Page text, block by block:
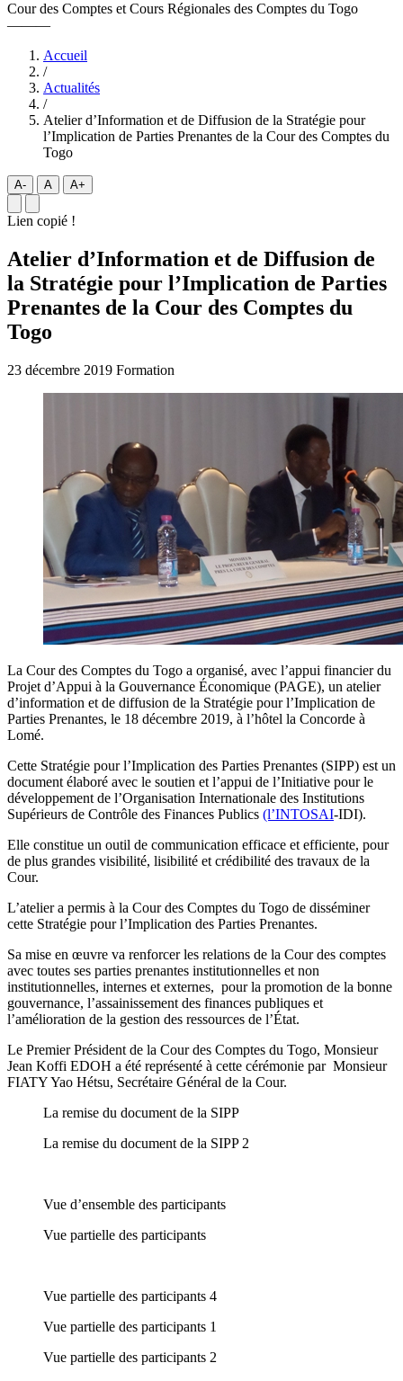
Cour des Comptes et Cours Régionales des Comptes du Togo
———
Accueil
/
Actualités
/
Atelier d’Information et de Diffusion de la Stratégie pour
l’Implication de Parties Prenantes de la Cour des Comptes du
Togo
A- A A+
Lien copié !
Atelier d’Information et de Diffusion de
la Stratégie pour l’Implication de Parties
Prenantes de la Cour des Comptes du
Togo
23 décembre 2019 Formation
La Cour des Comptes du Togo a organisé, avec l’appui financier du
Projet d’Appui à la Gouvernance Économique (PAGE), un atelier
d’information et de diffusion de la Stratégie pour l’Implication de
Parties Prenantes, le 18 décembre 2019, à l’hôtel la Concorde à
Lomé.
Cette Stratégie pour l’Implication des Parties Prenantes (SIPP) est un
document élaboré avec le soutien et l’appui de l’Initiative pour le
développement de l’Organisation Internationale des Institutions
Supérieurs de Contrôle des Finances Publics (l’INTOSAI-IDI).
Elle constitue un outil de communication efficace et efficiente, pour
de plus grandes visibilité, lisibilité et crédibilité des travaux de la
Cour.
L’atelier a permis à la Cour des Comptes du Togo de disséminer
cette Stratégie pour l’Implication des Parties Prenantes.
Sa mise en œuvre va renforcer les relations de la Cour des comptes
avec toutes ses parties prenantes institutionnelles et non
institutionnelles, internes et externes, pour la promotion de la bonne
gouvernance, l’assainissement des finances publiques et
l’amélioration de la gestion des ressources de l’État.
Le Premier Président de la Cour des Comptes du Togo, Monsieur
Jean Koffi EDOH a été représenté à cette cérémonie par Monsieur
FIATY Yao Hétsu, Secrétaire Général de la Cour.
La remise du document de la SIPP
La remise du document de la SIPP 2
Vue d’ensemble des participants
Vue partielle des participants
Vue partielle des participants 4
Vue partielle des participants 1
Vue partielle des participants 2